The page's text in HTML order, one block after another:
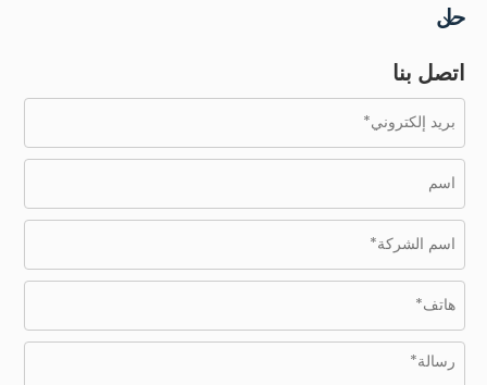
حل
اتصل بنا